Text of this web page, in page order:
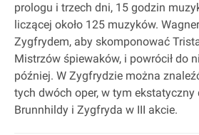
prologu i trzech dni, 15 godzin
liczącej około 125 muzyków.
Zygfrydem, aby skomponować
Mistrzów śpiewaków, i powrócił do
później. W Zygfrydzie można
tych dwóch oper, w tym ekstatyczny
Brunnhildy i Zygfryda w III akcie.